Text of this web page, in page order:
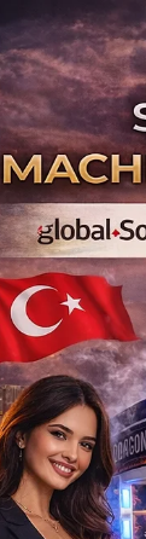
Ana Sayfa